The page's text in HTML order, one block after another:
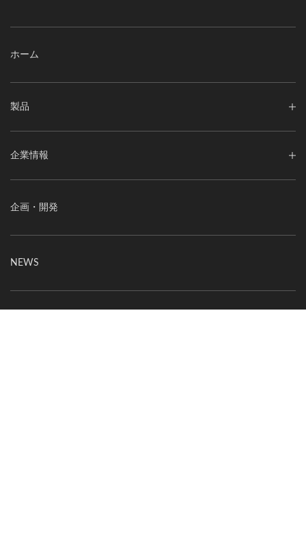
ホーム
製品
企業情報
企画・開発
NEWS